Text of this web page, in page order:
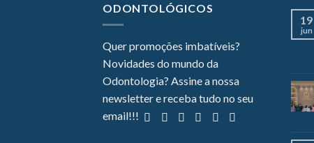
ODONTOLÓGICOS
Quer promoções imbatíveis?
Novidades do mundo da
Odontologia? Assine a nossa
newsletter e receba tudo no seu
email!!!
19
jun